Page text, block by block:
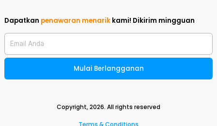
Dapatkan penawaran menarik kami! Dikirim mingguan
Email Anda
Mulai Berlangganan
Copyright,2026. All rights reserved
Terms & Conditions